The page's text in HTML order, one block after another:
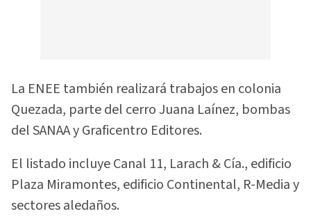
La ENEE también realizará trabajos en colonia
Quezada, parte del cerro Juana Laínez, bombas
del SANAA y Graficentro Editores.
El listado incluye Canal 11, Larach & Cía., edificio
Plaza Miramontes, edificio Continental, R-Media y
sectores aledaños.